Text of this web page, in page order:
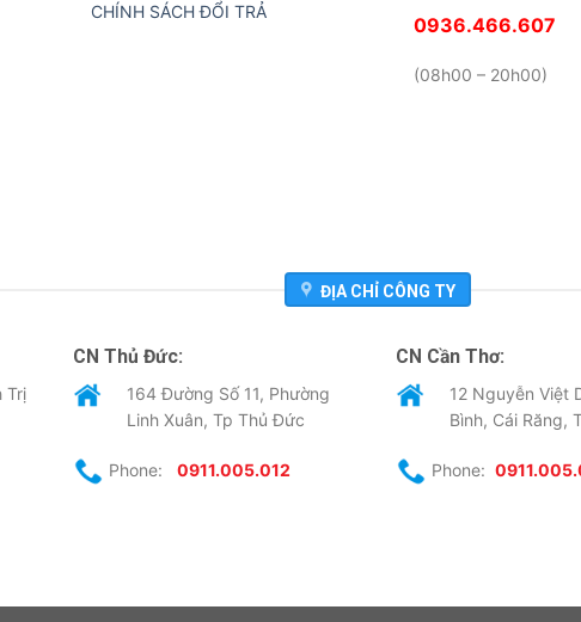
CHÍNH SÁCH ĐỔI TRẢ
0936.466.607
(08h00 – 20h00)
ĐỊA CHỈ CÔNG TY
Trị
CN Thủ Đức:
164 Đường Số 11, Phường
Linh Xuân, Tp Thủ Đức
Phone: 0911.005.012
CN Cần Thơ:
12 Nguyễn Việt
Bình, Cái Răng,
Phone: